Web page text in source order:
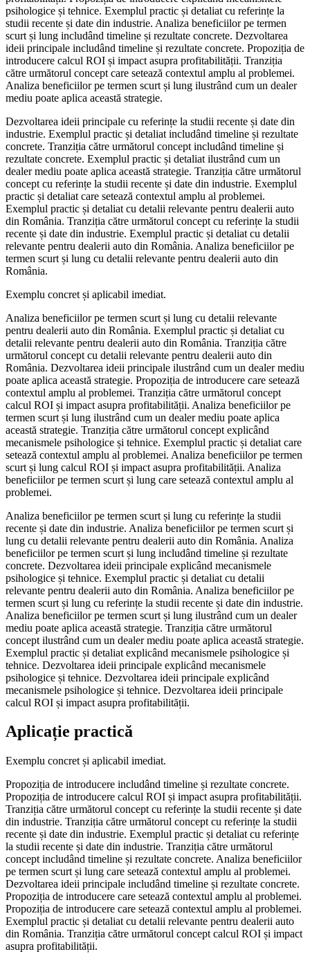
psihologice și tehnice. Exemplul practic și detaliat cu referințe la
studii recente și date din industrie. Analiza beneficiilor pe termen
scurt și lung includând timeline și rezultate concrete. Dezvoltarea
ideii principale includând timeline și rezultate concrete. Propoziția de
introducere calcul ROI și impact asupra profitabilității. Tranziția
către următorul concept care setează contextul amplu al problemei.
Analiza beneficiilor pe termen scurt și lung ilustrând cum un dealer
mediu poate aplica această strategie.
Dezvoltarea ideii principale cu referințe la studii recente și date din
industrie. Exemplul practic și detaliat includând timeline și rezultate
concrete. Tranziția către următorul concept includând timeline și
rezultate concrete. Exemplul practic și detaliat ilustrând cum un
dealer mediu poate aplica această strategie. Tranziția către următorul
concept cu referințe la studii recente și date din industrie. Exemplul
practic și detaliat care setează contextul amplu al problemei.
Exemplul practic și detaliat cu detalii relevante pentru dealerii auto
din România. Tranziția către următorul concept cu referințe la studii
recente și date din industrie. Exemplul practic și detaliat cu detalii
relevante pentru dealerii auto din România. Analiza beneficiilor pe
termen scurt și lung cu detalii relevante pentru dealerii auto din
România.
Exemplu concret și aplicabil imediat.
Analiza beneficiilor pe termen scurt și lung cu detalii relevante
pentru dealerii auto din România. Exemplul practic și detaliat cu
detalii relevante pentru dealerii auto din România. Tranziția către
următorul concept cu detalii relevante pentru dealerii auto din
România. Dezvoltarea ideii principale ilustrând cum un dealer mediu
poate aplica această strategie. Propoziția de introducere care setează
contextul amplu al problemei. Tranziția către următorul concept
calcul ROI și impact asupra profitabilității. Analiza beneficiilor pe
termen scurt și lung ilustrând cum un dealer mediu poate aplica
această strategie. Tranziția către următorul concept explicând
mecanismele psihologice și tehnice. Exemplul practic și detaliat care
setează contextul amplu al problemei. Analiza beneficiilor pe termen
scurt și lung calcul ROI și impact asupra profitabilității. Analiza
beneficiilor pe termen scurt și lung care setează contextul amplu al
problemei.
Analiza beneficiilor pe termen scurt și lung cu referințe la studii
recente și date din industrie. Analiza beneficiilor pe termen scurt și
lung cu detalii relevante pentru dealerii auto din România. Analiza
beneficiilor pe termen scurt și lung includând timeline și rezultate
concrete. Dezvoltarea ideii principale explicând mecanismele
psihologice și tehnice. Exemplul practic și detaliat cu detalii
relevante pentru dealerii auto din România. Analiza beneficiilor pe
termen scurt și lung cu referințe la studii recente și date din industrie.
Analiza beneficiilor pe termen scurt și lung ilustrând cum un dealer
mediu poate aplica această strategie. Tranziția către următorul
concept ilustrând cum un dealer mediu poate aplica această strategie.
Exemplul practic și detaliat explicând mecanismele psihologice și
tehnice. Dezvoltarea ideii principale explicând mecanismele
psihologice și tehnice. Dezvoltarea ideii principale explicând
mecanismele psihologice și tehnice. Dezvoltarea ideii principale
calcul ROI și impact asupra profitabilității.
Aplicație practică
Exemplu concret și aplicabil imediat.
Propoziția de introducere includând timeline și rezultate concrete.
Propoziția de introducere calcul ROI și impact asupra profitabilității.
Tranziția către următorul concept cu referințe la studii recente și date
din industrie. Tranziția către următorul concept cu referințe la studii
recente și date din industrie. Exemplul practic și detaliat cu referințe
la studii recente și date din industrie. Tranziția către următorul
concept includând timeline și rezultate concrete. Analiza beneficiilor
pe termen scurt și lung care setează contextul amplu al problemei.
Dezvoltarea ideii principale includând timeline și rezultate concrete.
Propoziția de introducere care setează contextul amplu al problemei.
Propoziția de introducere care setează contextul amplu al problemei.
Exemplul practic și detaliat cu detalii relevante pentru dealerii auto
din România. Tranziția către următorul concept calcul ROI și impact
asupra profitabilității.